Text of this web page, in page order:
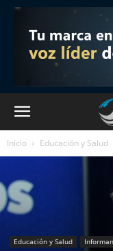
Inicio Educación y Salud
Educación y Salud